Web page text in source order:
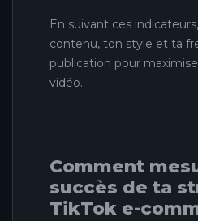
En suivant ces
contenu, ton style et ta
publication pour
vidéo.
Comment
succès de ta
TikTok e-